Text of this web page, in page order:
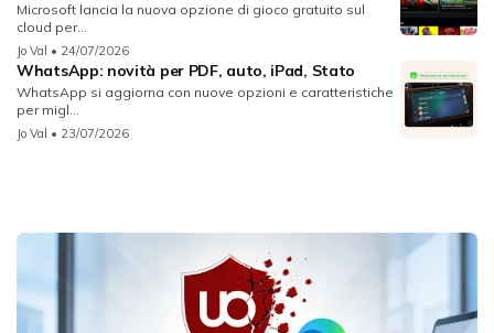
Microsoft lancia la nuova opzione di gioco gratuito sul
cloud per...
Jo Val • 24/07/2026
WhatsApp: novità per PDF, auto, iPad, Stato
WhatsApp si aggiorna con nuove opzioni e caratteristiche
per migl...
Jo Val • 23/07/2026